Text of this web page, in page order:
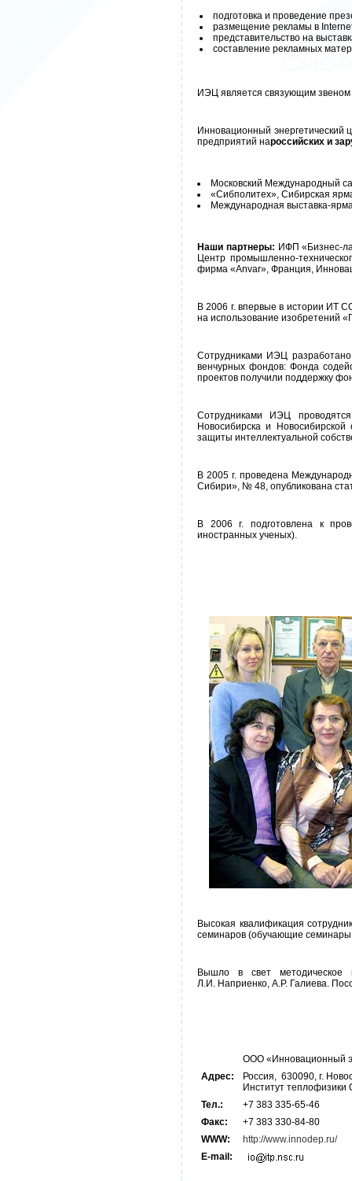
подготовка и проведение
размещение рекламы в
представительство на
составление рекламных
ИЭЦ является связующим
Инновационный энергетический
предприятий нароссийских и
Московский Международный
«Сибполитех», Сибирская
Международная выставка-
Наши партнеры: ИФП «Бизнес-
Центр промышленно-
фирма «Anvar», Франция,
В 2006 г. впервые в истории ИТ
на использование изобретений
Сотрудниками ИЭЦ
венчурных фондов: Фонда
проектов получили поддержку
Сотрудниками ИЭЦ
Новосибирска и
защиты интеллектуальной
В 2005 г. проведена
Сибири», № 48, опубликована
В 2006 г. подготовлена к
иностранных ученых).
Высокая квалификация
семинаров (обучающие
Вышло в свет методическое
Л.И. Наприенко, А.Р. Галиева.
ООО «Инновационный
Адрес:
Россия, 630090, г.
Институт
Тел.:
+7 383 335-65-46
Факс:
+7 383 330-84-80
WWW:
http://www.innodep.ru/
E-mail: